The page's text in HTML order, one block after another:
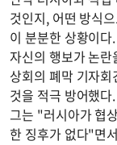
것인지, 어떤 방식
이 분분한 상황이다.
자신의 행보가 논
상회의 폐막 기자
것을 적극 방어했다.
그는 "러시아가 협
한 징후가 없다"면